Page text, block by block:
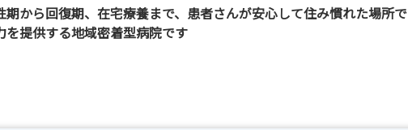
期から回復期、在宅療養まで、患者さんが安心して住み慣れた場所で
提供する地域密着型病院です